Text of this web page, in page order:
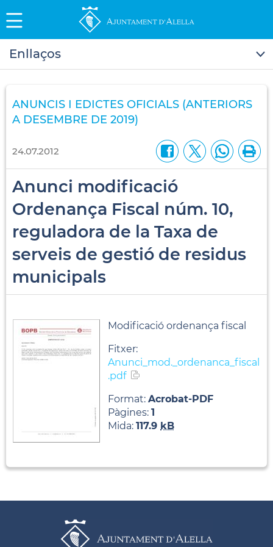
Enllaços
ANUNCIS I EDICTES OFICIALS (ANTERIORS
A DESEMBRE DE 2019)
24.07.2012
Anunci modificació
Ordenança Fiscal núm. 10,
reguladora de la Taxa de
serveis de gestió de residus
municipals
Modificació ordenança fiscal
Fitxer:
Anunci_mod._ordenanca_fiscal
.pdf
Format: Acrobat-PDF
Pàgines: 1
Mida: 117.9 kB